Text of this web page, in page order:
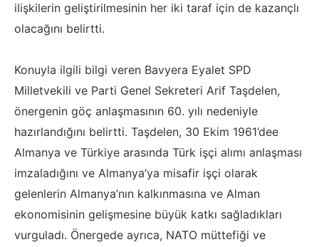
ilişkilerin geliştirilmesinin her iki taraf için de kazançlı
olacağını belirtti.
Konuyla ilgili bilgi veren Bavyera Eyalet SPD
Milletvekili ve Parti Genel Sekreteri Arif Taşdelen,
önergenin göç anlaşmasının 60. yılı nedeniyle
hazırlandığını belirtti. Taşdelen, 30 Ekim 1961’dee
Almanya ve Türkiye arasında Türk işçi alımı anlaşması
imzaladığını ve Almanya’ya misafir işçi olarak
gelenlerin Almanya’nın kalkınmasına ve Alman
ekonomisinin gelişmesine büyük katkı sağladıkları
vurguladı. Önergede ayrıca, NATO müttefiği ve